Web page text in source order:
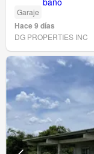
Garaje
Hace 9 días
DG PROPERTIES INC